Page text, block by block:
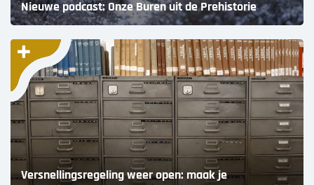
Nieuwe podcast: Onze Buren uit de Prehistorie
Versnellingsregeling weer open: maak je